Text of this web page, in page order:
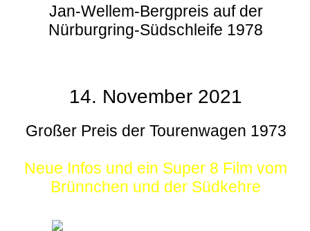
Jan-Wellem-Bergpreis auf der
Nürburgring-Südschleife 1978
14. November 2021
Großer Preis der Tourenwagen 1973
Neue Infos und ein Super 8 Film vom
Brünnchen und der Südkehre